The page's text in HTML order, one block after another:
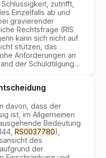
zutrifft,
Einzelfalls ab und
gravierender
Rechtsfrage (RIS
kann sich nicht auf
stützen, das
Anforderungen an
der Schuldtilgung…
davon, dass der
ist, im Allgemeinen
Bedeutung
RS0037780),
des
der